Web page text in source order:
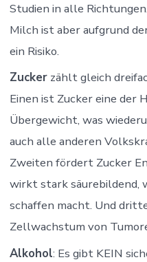
Studien in alle
Milch ist aber aufgrund
ein Risiko.
Zuckerzählt gleich
Einen ist Zucker eine der
Übergewicht, was
auch alle anderen
Zweiten fördert Zucker
wirkt stark säurebildend,
schaffen macht. Und
Zellwachstum von
Alkohol: Es gibt KEIN